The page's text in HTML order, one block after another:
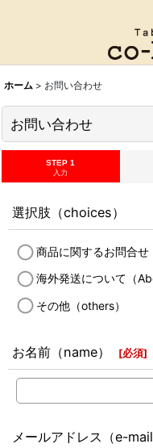
ホーム > お問い合わせ
お問い合わせ
STEP 1
入力
選択肢（choices）
商品に関するお問合
海外発送について（
その他（others）
お名前（name） [必須]
メールアドレス（e-mail